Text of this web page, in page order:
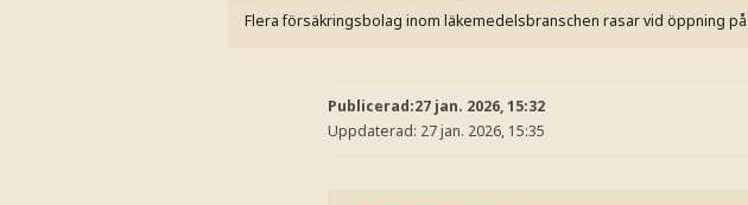
Flera försäkringsbolag inom läkemedelsbranschen rasar vid öppning på
Publicerad:27 jan. 2026, 15:32
Uppdaterad: 27 jan. 2026, 15:35